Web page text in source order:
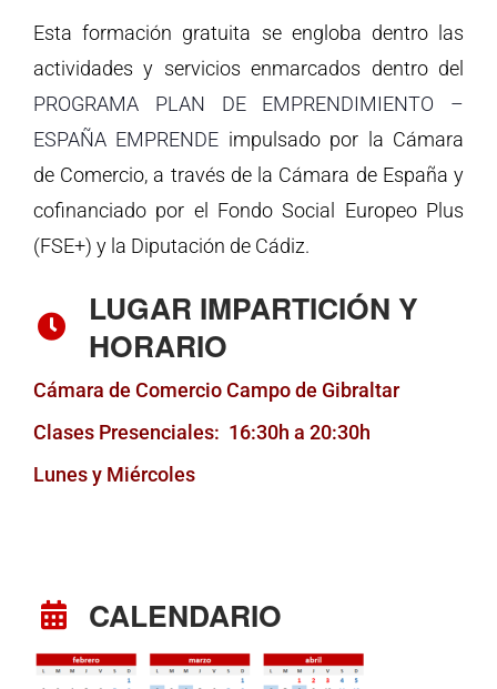
Esta formación gratuita se engloba dentro las
actividades y servicios enmarcados dentro del
PROGRAMA PLAN DE EMPRENDIMIENTO –
ESPAÑA EMPRENDE impulsado por la Cámara
de Comercio, a través de la Cámara de España y
cofinanciado por el Fondo Social Europeo Plus
(FSE+) y la Diputación de Cádiz.
LUGAR IMPARTICIÓN Y
HORARIO
Cámara de Comercio Campo de Gibraltar
Clases Presenciales: 16:30h a 20:30h
Lunes y Miércoles
CALENDARIO